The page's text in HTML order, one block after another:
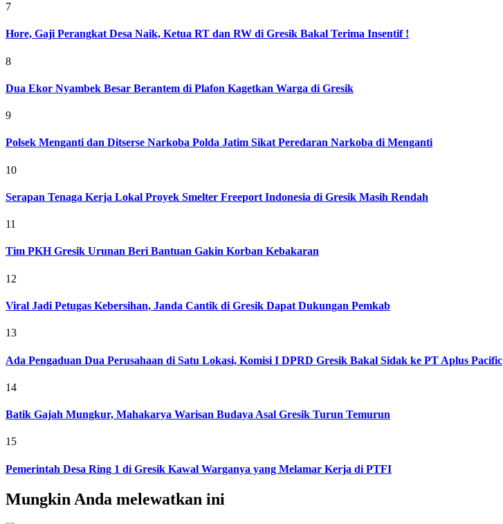
7
Hore, Gaji Perangkat Desa Naik, Ketua RT dan RW di Gresik Bakal Terima Insentif !
8
Dua Ekor Nyambek Besar Berantem di Plafon Kagetkan Warga di Gresik
9
Polsek Menganti dan Ditserse Narkoba Polda Jatim Sikat Peredaran Narkoba di Menganti
10
Serapan Tenaga Kerja Lokal Proyek Smelter Freeport Indonesia di Gresik Masih Rendah
11
Tim PKH Gresik Urunan Beri Bantuan Gakin Korban Kebakaran
12
Viral Jadi Petugas Kebersihan, Janda Cantik di Gresik Dapat Dukungan Pemkab
13
Ada Pengaduan Dua Perusahaan di Satu Lokasi, Komisi I DPRD Gresik Bakal Sidak ke PT Aplus Pacific
14
Batik Gajah Mungkur, Mahakarya Warisan Budaya Asal Gresik Turun Temurun
15
Pemerintah Desa Ring 1 di Gresik Kawal Warganya yang Melamar Kerja di PTFI
Mungkin Anda melewatkan ini